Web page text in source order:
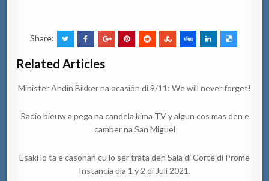
Share:
Related Articles
Minister Andin Bikker na ocasión di 9/11: We will never forget!
Radio bieuw a pega na candela kima TV y algun cos mas den e
camber na San Miguel
Esaki lo ta e casonan cu lo ser trata den Sala di Corte di Prome
Instancia dia 1 y 2 di Juli 2021.